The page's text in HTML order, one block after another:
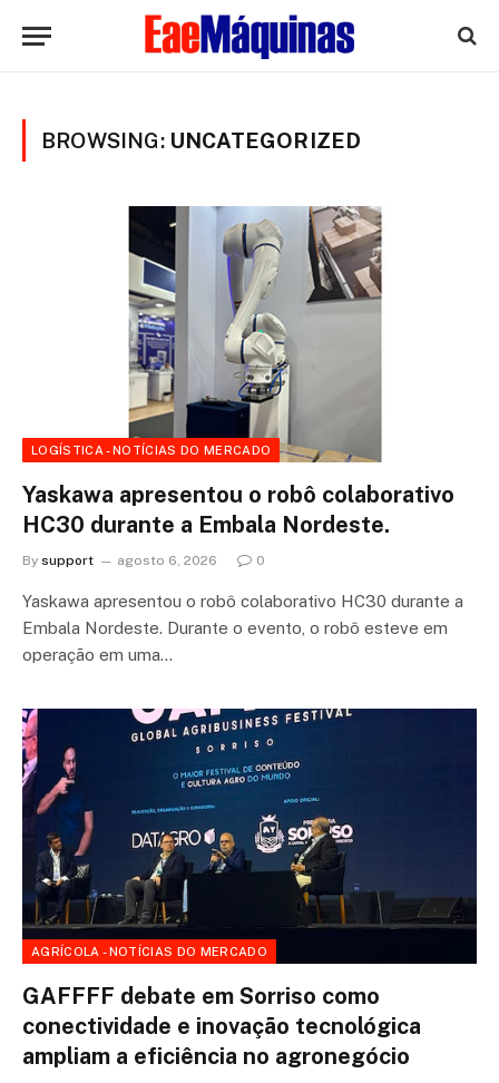
BROWSING: UNCATEGORIZED
LOGÍSTICA - NOTÍCIAS DO MERCADO
Yaskawa apresentou o robô colaborativo
HC30 durante a Embala Nordeste.
By support agosto 6, 2026 0
Yaskawa apresentou o robô colaborativo HC30 durante a
Embala Nordeste. Durante o evento, o robô esteve em
operação em uma…
AGRÍCOLA - NOTÍCIAS DO MERCADO
GAFFFF debate em Sorriso como
conectividade e inovação tecnológica
ampliam a eficiência no agronegócio